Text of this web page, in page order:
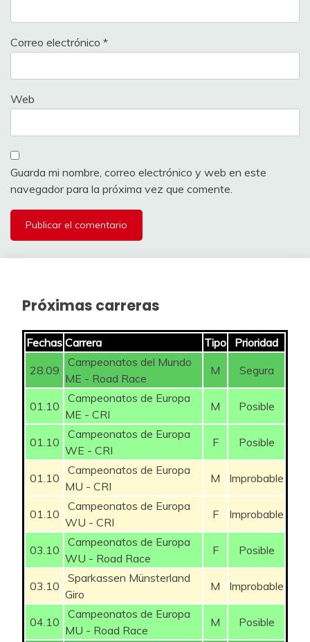
Correo electrónico *
Web
Guarda mi nombre, correo electrónico y web en este
navegador para la próxima vez que comente.
Próximas carreras
Fechas Carrera Tipo
Prioridad
28.09
Campeonatos del Mundo
ME - Road Race
M Segura
01.10
Campeonatos de Europa
ME - CRI
M Posible
01.10
Campeonatos de Europa
WE - CRI
F Posible
01.10
Campeonatos de Europa
MU - CRI
M Improbable
01.10
Campeonatos de Europa
WU - CRI
F Improbable
03.10
Campeonatos de Europa
WU - Road Race
F Posible
03.10
Sparkassen Münsterland
Giro
M Improbable
04.10
Campeonatos de Europa
MU - Road Race
M Posible